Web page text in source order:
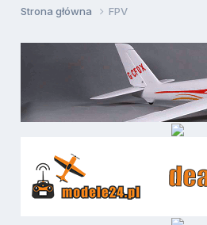
Strona główna FPV